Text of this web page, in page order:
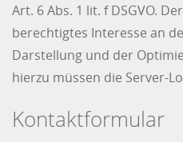
Art. 6 Abs. 1 lit. f DSGVO.
berechtigtes Interesse an
Darstellung und der
hierzu müssen die Server-
Kontaktformular